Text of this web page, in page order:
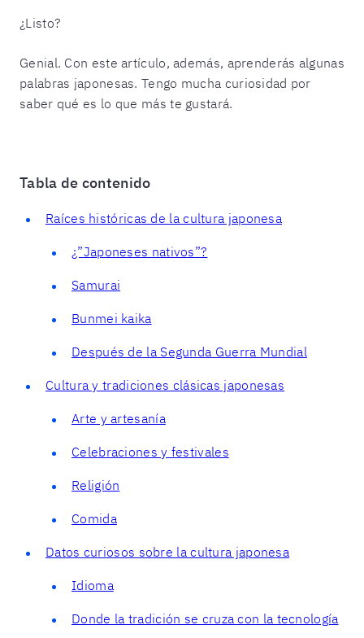
¿Listo?
Genial. Con este artículo, además, aprenderás algunas
palabras japonesas. Tengo mucha curiosidad por
saber qué es lo que más te gustará.
Tabla de contenido
Raíces históricas de la cultura japonesa
¿”Japoneses nativos”?
Samurai
Bunmei kaika
Después de la Segunda Guerra Mundial
Cultura y tradiciones clásicas japonesas
Arte y artesanía
Celebraciones y festivales
Religión
Comida
Datos curiosos sobre la cultura japonesa
Idioma
Donde la tradición se cruza con la tecnología